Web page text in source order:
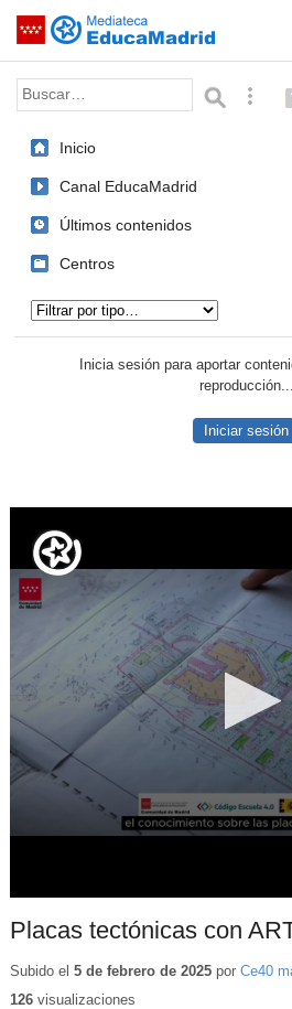
Saltar navegación
Palabra o frase:
Inicio
Canal EducaMadrid
Últimos contenidos
Centros
Inicia sesión para aportar
reproducción...
Iniciar sesión
Placas tectónicas con
Subido el 5 de febrero de 2025por Ce40
126visualizaciones